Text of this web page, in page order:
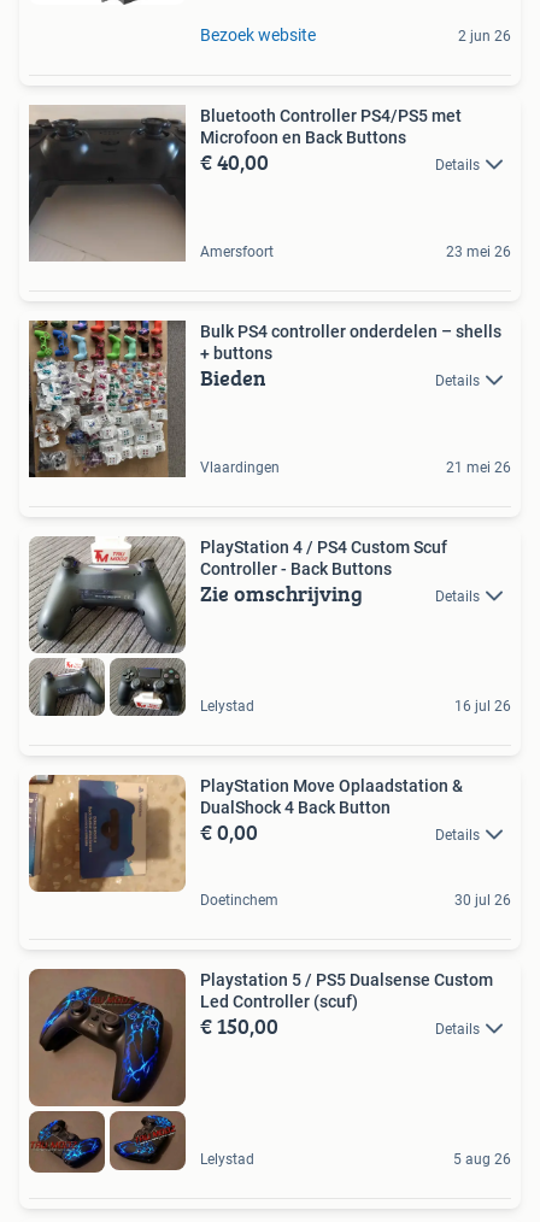
Bezoek website 2 jun 26
Bluetooth Controller PS4/PS5 met
Microfoon en Back Buttons
€ 40,00 Details
Amersfoort 23 mei 26
Bulk PS4 controller onderdelen – shells
+ buttons
Bieden Details
Vlaardingen 21 mei 26
PlayStation 4 / PS4 Custom Scuf
Controller - Back Buttons
Zie omschrijving Details
Lelystad 16 jul 26
PlayStation Move Oplaadstation &
DualShock 4 Back Button
€ 0,00 Details
Doetinchem 30 jul 26
Playstation 5 / PS5 Dualsense Custom
Led Controller (scuf)
€ 150,00 Details
Lelystad 5 aug 26